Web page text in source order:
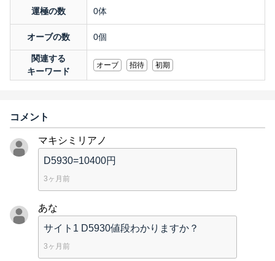
運極の数 0体
オーブの数 0個
関連する
キーワード
オーブ 招待 初期
コメント
マキシミリアノ
D5930=10400円
3ヶ月前
あな
サイト1 D5930値段わかりますか？
3ヶ月前